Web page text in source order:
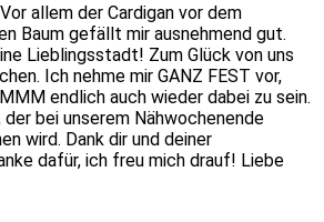
allem der Cardigan vor dem
Baum gefällt mir ausnehmend gut.
Lieblingsstadt! Zum Glück von uns
Ich nehme mir GANZ FEST vor,
endlich auch wieder dabei zu sein.
bei unserem Nähwochenende
wird. Dank dir und deiner
dafür, ich freu mich drauf! Liebe